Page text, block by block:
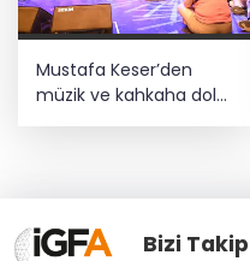
Mustafa Keser’den
müzik ve kahkaha dolu
gece
Bizi